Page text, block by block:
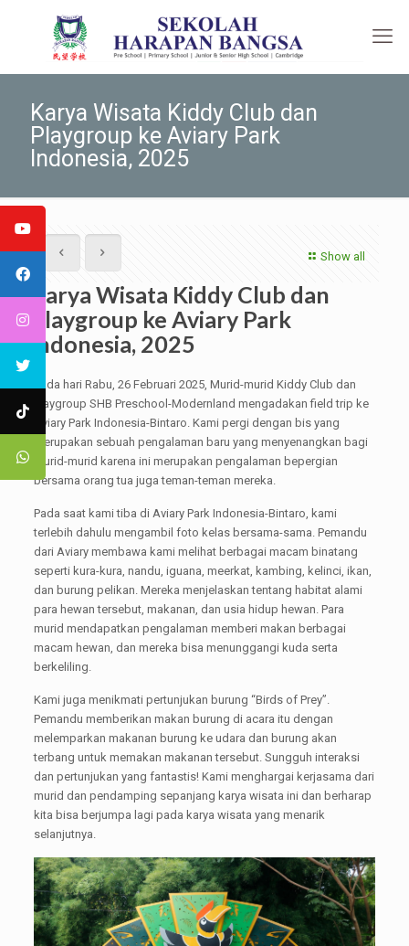
Karya Wisata Kiddy Club dan
Playgroup ke Aviary Park
Indonesia, 2025
Show all
Karya Wisata Kiddy Club dan
Playgroup ke Aviary Park
Indonesia, 2025
Pada hari Rabu, 26 Februari 2025, Murid-murid Kiddy Club dan
Playgroup SHB Preschool-Modernland mengadakan field trip ke
Aviary Park Indonesia-Bintaro. Kami pergi dengan bis yang
merupakan sebuah pengalaman baru yang menyenangkan bagi
murid-murid karena ini merupakan pengalaman bepergian
bersama orang tua juga teman-teman mereka.
Pada saat kami tiba di Aviary Park Indonesia-Bintaro, kami
terlebih dahulu mengambil foto kelas bersama-sama. Pemandu
dari Aviary membawa kami melihat berbagai macam binatang
seperti kura-kura, nandu, iguana, meerkat, kambing, kelinci, ikan,
dan burung pelikan. Mereka menjelaskan tentang habitat alami
para hewan tersebut, makanan, dan usia hidup hewan. Para
murid mendapatkan pengalaman memberi makan berbagai
macam hewan, dan mereka bisa menunggangi kuda serta
berkeliling.
Kami juga menikmati pertunjukan burung “Birds of Prey”.
Pemandu memberikan makan burung di acara itu dengan
melemparkan makanan burung ke udara dan burung akan
terbang untuk memakan makanan tersebut. Sungguh interaksi
dan pertunjukan yang fantastis! Kami menghargai kerjasama dari
murid dan pendamping sepanjang karya wisata ini dan berharap
kita bisa berjumpa lagi pada karya wisata yang menarik
selanjutnya.